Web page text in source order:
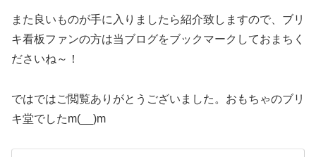
また良いものが手に入りましたら紹介致しますので、ブリ
キ看板ファンの方は当ブログをブックマークしておまちく
ださいね～！
ではではご閲覧ありがとうございました。おもちゃのブリ
キ堂でしたm(__)m